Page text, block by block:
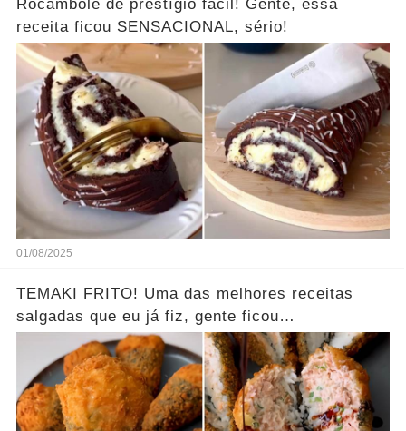
Rocambole de prestígio fácil! Gente, essa
receita ficou SENSACIONAL, sério!
01/08/2025
TEMAKI FRITO! Uma das melhores receitas
salgadas que eu já fiz, gente ficou
SENSACIONAL!